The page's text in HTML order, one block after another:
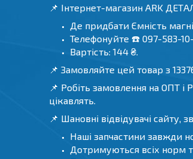
📌 Інтернет-магазин ARK
Де придбати Ємність
Телефонуйте ☎️ 097-583-
Вартість: 144 ₴.
📌 Замовляйте цей товар з
📌 Робіть замовлення на ОПТ і
цікавлять.
📌 Шановні відвідувачі сайту,
Наші запчастини завжди
Дотримуються всіх норм